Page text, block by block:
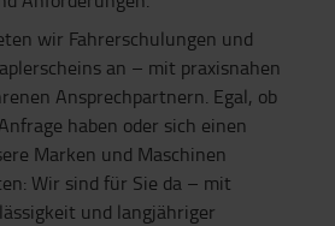
wir Fahrerschulungen und
an – mit praxisnahen
Ansprechpartnern. Egal, ob
haben oder sich einen
Marken und Maschinen
Wir sind für Sie da – mit
und langjähriger